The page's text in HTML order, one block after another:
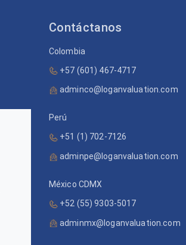
Contáctanos
Colombia
+57 (601) 467-4717
adminco@loganvaluation.com
Perú
+51 (1) 702-7126
adminpe@loganvaluation.com
México CDMX
+52 (55) 9303-5017
adminmx@loganvaluation.com